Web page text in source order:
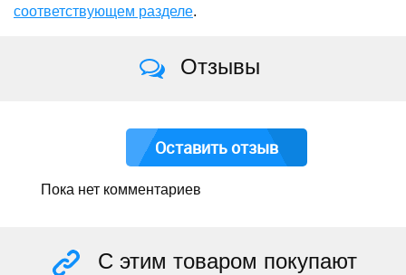
соответствующем разделе.
Отзывы
Оставить отзыв
Пока нет комментариев
С этим товаром покупают